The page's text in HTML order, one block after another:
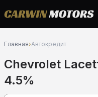
Главная›Автокредит
Chevrolet
4.5%